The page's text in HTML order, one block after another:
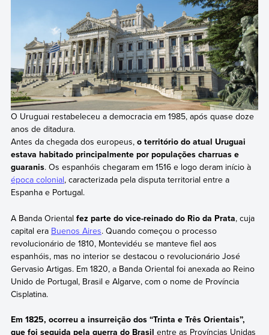
O Uruguai restabeleceu a democracia em 1985, após quase doze
anos de ditadura.
Antes da chegada dos europeus, o território do atual Uruguai
estava habitado principalmente por populações charruas e
guaranis. Os espanhóis chegaram em 1516 e logo deram início à
época colonial, caracterizada pela disputa territorial entre a
Espanha e Portugal.
A Banda Oriental fez parte do vice-reinado do Rio da Prata, cuja
capital era Buenos Aires. Quando começou o processo
revolucionário de 1810, Montevidéu se manteve fiel aos
espanhóis, mas no interior se destacou o revolucionário José
Gervasio Artigas. Em 1820, a Banda Oriental foi anexada ao Reino
Unido de Portugal, Brasil e Algarve, com o nome de Província
Cisplatina.
Em 1825, ocorreu a insurreição dos “Trinta e Três Orientais”,
que foi seguida pela guerra do Brasil entre as Províncias Unidas